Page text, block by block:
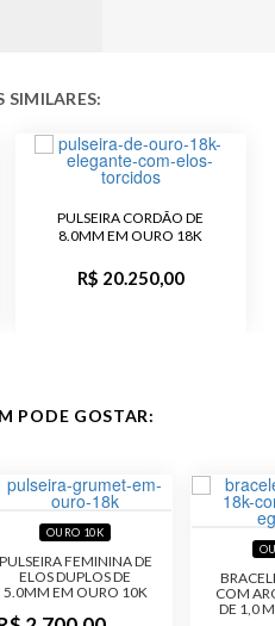
PULSEIRA CORDÃO DE
8.0MM EM OURO 18K
R$ 20.250,00
PODE GOSTAR:
OURO 10K
PULSEIRA FEMININA DE
ELOS DUPLOS DE
5.0MM EM OURO 10K
COM
DE 1,0